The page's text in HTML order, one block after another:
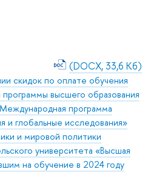
скидок по оплате обучения
высшего образования
программа
глобальные исследования»
и мировой политики
университета «Высшая
на обучение в 2024 году
(DOCX, 33,6 Кб)